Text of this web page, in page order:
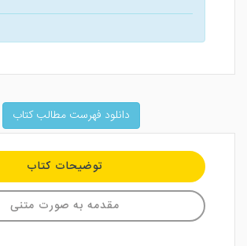
دانلود فهرست مطالب کتاب
توضیحات کتاب
مقدمه به صورت متنی